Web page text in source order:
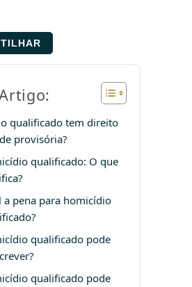
qualificado tem direito
provisória?
qualificado: O que
a pena para homicídio
qualificado pode
qualificado pode